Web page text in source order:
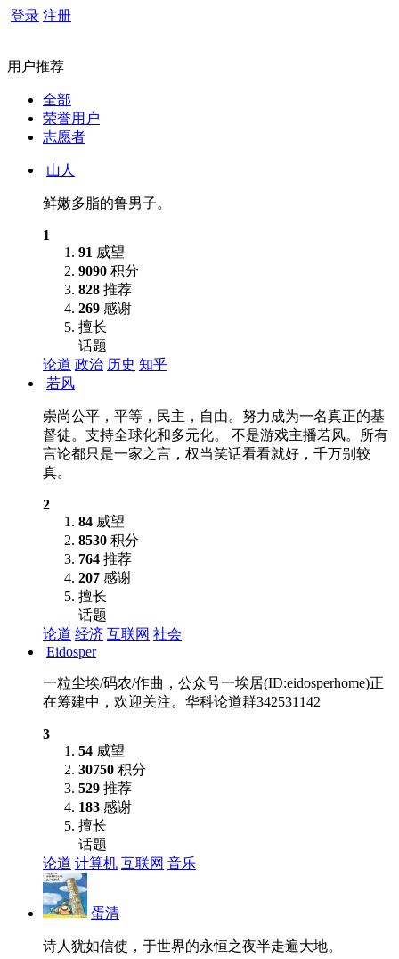
登录 注册
用户推荐
全部
荣誉用户
志愿者
山人
鲜嫩多脂的鲁男子。
1
91 威望
9090 积分
828 推荐
269 感谢
擅长
话题
论道 政治 历史 知乎
若风
崇尚公平，平等，民主，自由。努力成为一名真正的基
督徒。支持全球化和多元化。 不是游戏主播若风。所有
言论都只是一家之言，权当笑话看看就好，千万别较
真。
2
84 威望
8530 积分
764 推荐
207 感谢
擅长
话题
论道 经济 互联网 社会
Eidosper
一粒尘埃/码农/作曲，公众号一埃居(ID:eidosperhome)正
在筹建中，欢迎关注。华科论道群342531142
3
54 威望
30750 积分
529 推荐
183 感谢
擅长
话题
论道 计算机 互联网 音乐
蛋清
诗人犹如信使，于世界的永恒之夜半走遍大地。